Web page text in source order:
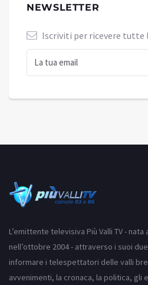
NEWSLETTER
Iscriviti per ricevere
L’emittente televisiva Più Valli TV -
nell’ottobre 2004 - attraverso i suoi
informare i telespettatori delle valli
avvenimenti, la cronaca, la politica, gli